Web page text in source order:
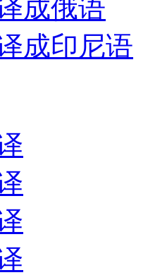
成俄语
成印尼语